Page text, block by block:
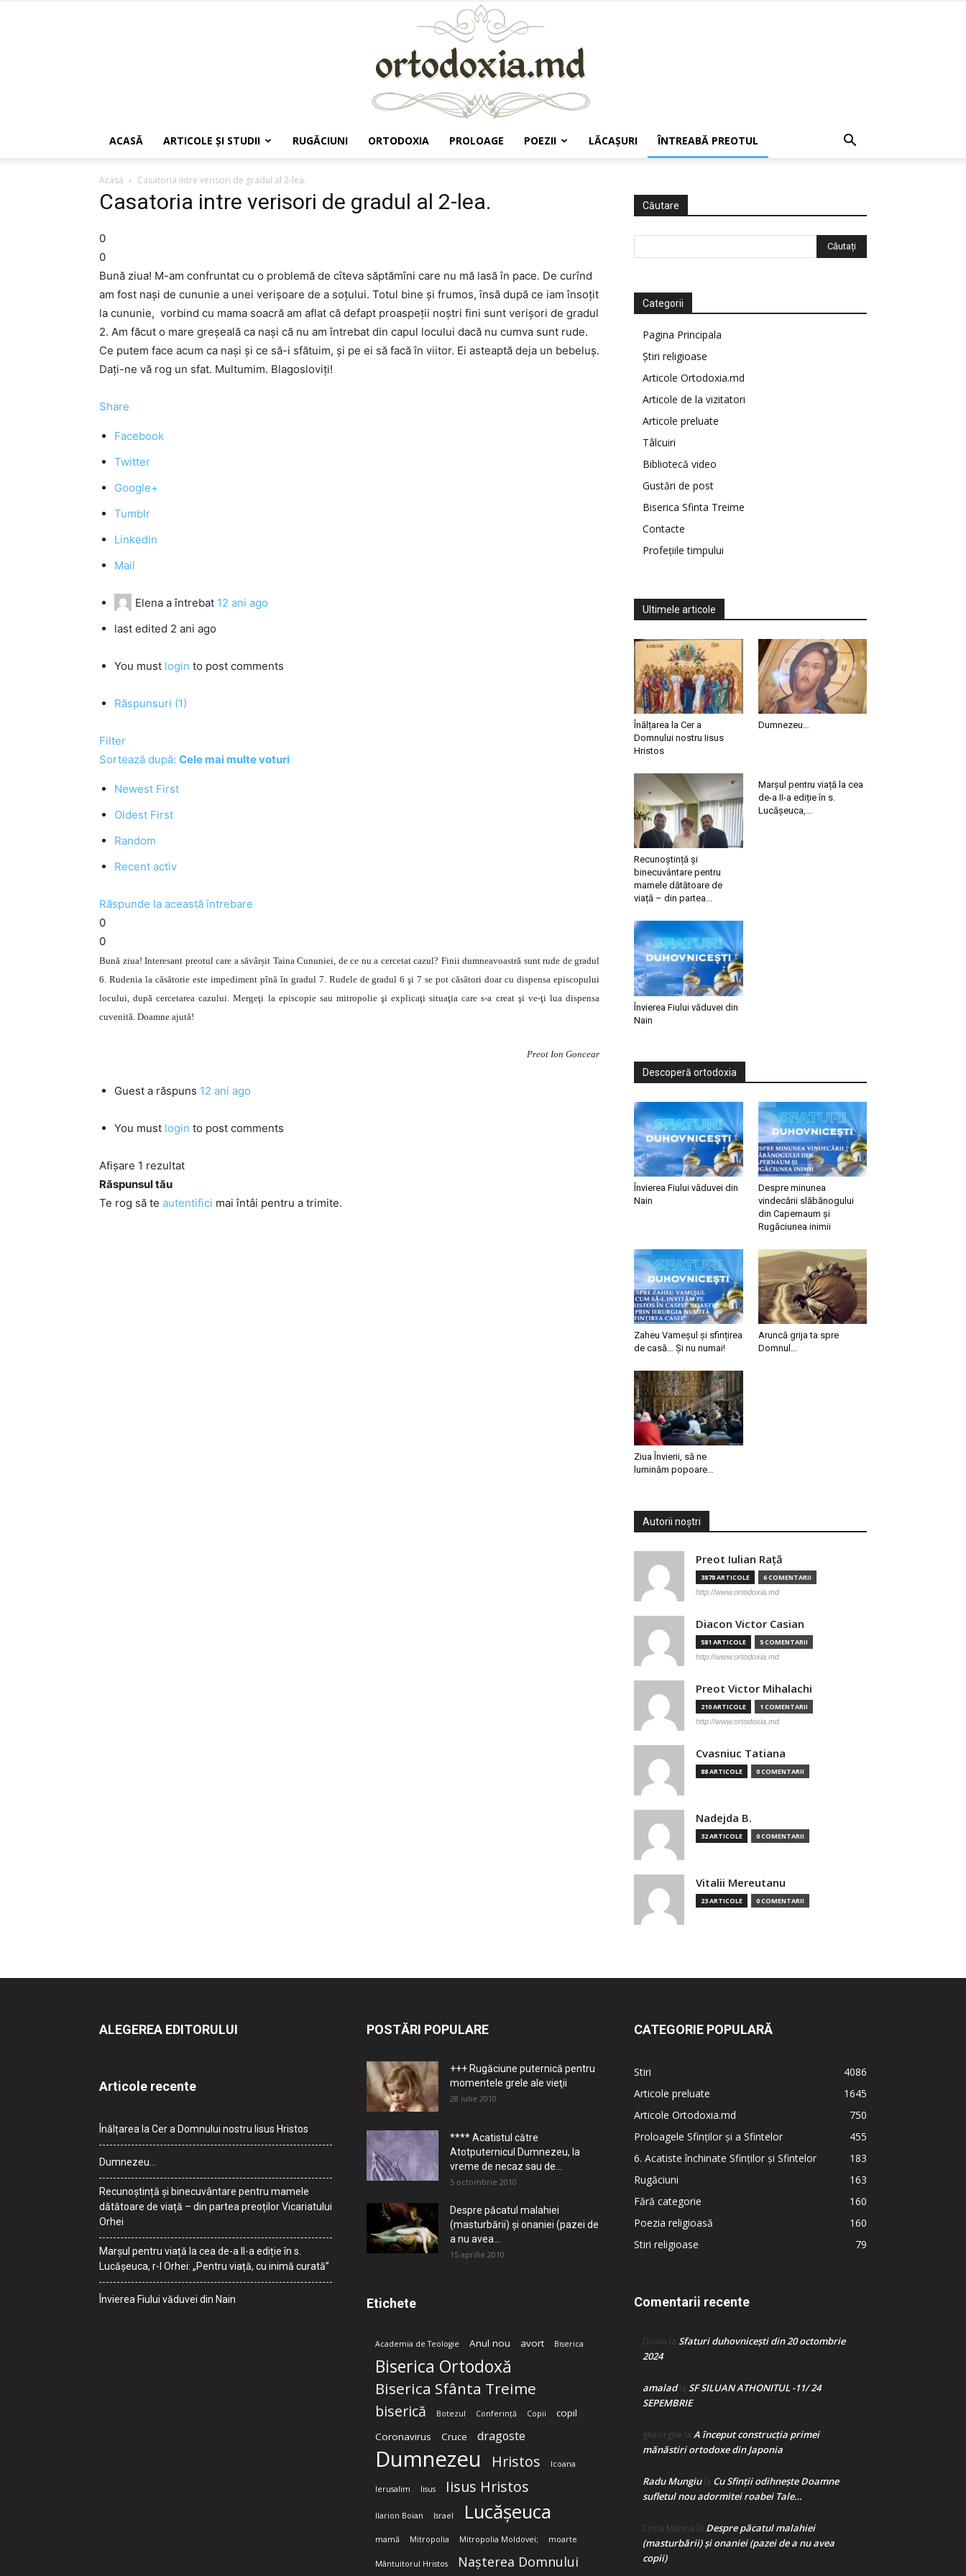
ACASĂ ARTICOLE ŞI STUDII RUGĂCIUNI ORTODOXIA PROLOAGE POEZII LĂCAŞURI ÎNTREABĂ PREOTUL
Acasă Casatoria intre verisori de gradul al 2-lea.
Casatoria intre verisori de gradul al 2-lea.
0
0
Bună ziua! M-am confruntat cu o problemă de cîteva săptămîni care nu mă lasă în pace. De curînd
am fost nași de cununie a unei verișoare de a soțului. Totul bine și frumos, însă după ce iam însoțit
la cununie, vorbind cu mama soacră am aflat că defapt proaspeții noștri fini sunt verișori de gradul
2. Am făcut o mare greșeală ca nași că nu am întrebat din capul locului dacă nu cumva sunt rude.
Ce putem face acum ca nași și ce să-i sfătuim, și pe ei să facă în viitor. Ei asteaptă deja un bebeluș.
Dați-ne vă rog un sfat. Multumim. Blagosloviți!
Share
Facebook
Twitter
Google+
Tumblr
LinkedIn
Mail
Elena a întrebat 12 ani ago
last edited 2 ani ago
You must login to post comments
Răspunsuri (1)
Filter
Sortează după: Cele mai multe voturi
Newest First
Oldest First
Random
Recent activ
Răspunde la această întrebare
0
0
Bună ziua! Interesant preotul care a săvârșit Taina Cununiei, de ce nu a cercetat cazul? Finii dumneavoastră sunt rude de gradul
6. Rudenia la căsătorie este impediment pînă în gradul 7. Rudele de gradul 6 şi 7 se pot căsători doar cu dispensa episcopului
locului, după cercetarea cazului. Mergeţi la episcopie sau mitropolie şi explicaţi situaţia care s-a creat şi ve-ţi lua dispensa
cuvenită. Doamne ajută!
Preot Ion Goncear
Guest a răspuns 12 ani ago
You must login to post comments
Afișare 1 rezultat
Răspunsul tău
Te rog să te autentifici mai întâi pentru a trimite.
Căutare
Categorii
Pagina Principala
Știri religioase
Articole Ortodoxia.md
Articole de la vizitatori
Articole preluate
Tâlcuiri
Bibliotecă video
Gustări de post
Biserica Sfinta Treime
Contacte
Profețiile timpului
Ultimele articole
Înălțarea la Cer a
Domnului nostru Iisus
Hristos
Dumnezeu…
Recunoștință și
binecuvântare pentru
mamele dătătoare de
viață – din partea...
Marșul pentru viață la cea
de-a II-a ediție în s.
Lucășeuca,...
Învierea Fiului văduvei din
Nain
Descoperă ortodoxia
Învierea Fiului văduvei din
Nain
Despre minunea
vindecării slăbănogului
din Capernaum și
Rugăciunea inimii
Zaheu Vameșul și sfințirea
de casă… Și nu numai!
Aruncă grija ta spre
Domnul…
Ziua Învierii, să ne
luminăm popoare…
Autorii noștri
Preot Iulian Raţă
3878 ARTICOLE 6 COMENTARII
http://www.ortodoxia.md
Diacon Victor Casian
581 ARTICOLE 5 COMENTARII
http://www.ortodoxia.md
Preot Victor Mihalachi
210 ARTICOLE 1 COMENTARII
http://www.ortodoxia.md
Cvasniuc Tatiana
88 ARTICOLE 0 COMENTARII
Nadejda B.
32 ARTICOLE 0 COMENTARII
Vitalii Mereutanu
23 ARTICOLE 0 COMENTARII
ALEGEREA EDITORULUI
Articole recente
Înălțarea la Cer a Domnului nostru Iisus Hristos
Dumnezeu…
Recunoștință și binecuvântare pentru mamele
dătătoare de viață – din partea preoților Vicariatului
Orhei
Marșul pentru viață la cea de-a II-a ediție în s.
Lucășeuca, r-l Orhei: „Pentru viață, cu inimă curată”
Învierea Fiului văduvei din Nain
POSTĂRI POPULARE
+++ Rugăciune puternică pentru
momentele grele ale vieţii
28 iulie 2010
**** Acatistul către
Atotputernicul Dumnezeu, la
vreme de necaz sau de...
5 octombrie 2010
Despre păcatul malahiei
(masturbării) şi onaniei (pazei de
a nu avea...
15 aprilie 2010
Etichete
Academia de Teologie Anul nou avort Biserica
Biserica Ortodoxă
Biserica Sfânta Treime
biserică Botezul Conferință Copii
copil
Coronavirus
Cruce dragoste
Dumnezeu Hristos Icoana
Ierusalim Iisus Iisus Hristos
Ilarion Boian Israel Lucășeuca
mamă Mitropolia Mitropolia Moldovei; moarte
Mântuitorul Hristos Nașterea Domnului
CATEGORIE POPULARĂ
Stiri
4086
Articole preluate
1645
Articole Ortodoxia.md
750
Proloagele Sfinților și a Sfintelor
455
6. Acatiste închinate Sfinților și Sfintelor
183
Rugăciuni
163
Fără categorie
160
Poezia religioasă
160
Stiri religioase
79
Comentarii recente
Doina la Sfaturi duhovnicești din 20 octombrie
2024
amaladla SF SILUAN ATHONITUL -11/ 24
SEPEMBRIE
gheorghe la A început construcţia primei
mănăstiri ortodoxe din Japonia
Radu Mungiula Cu Sfinții odihnește Doamne
sufletul nou adormitei roabei Tale…
Crina Marina la Despre păcatul malahiei
(masturbării) şi onaniei (pazei de a nu avea
copii)